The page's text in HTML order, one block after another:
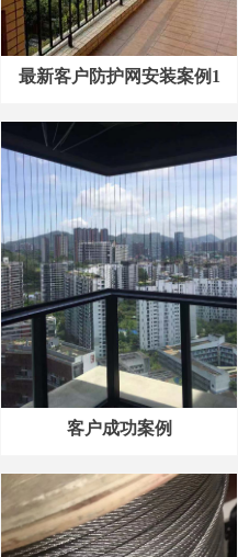
最新客户防护网安装案例1
客户成功案例